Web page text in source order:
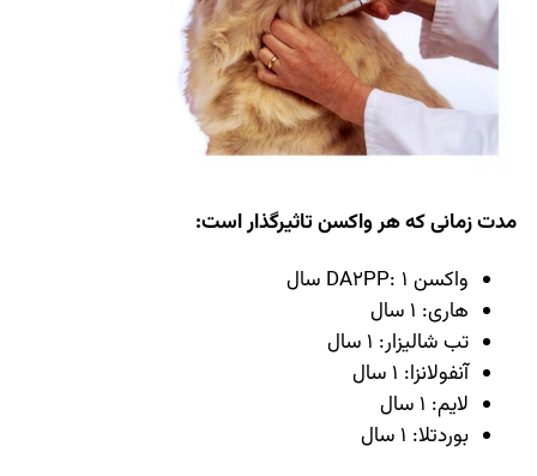
مدت زمانی که هر واکسن تاثیرگذار است:
واکسن DA2PP: 1 سال
هاری: 1 سال
تب شالیزار: 1 سال
آنفولانزا: 1 سال
لایم: 1 سال
بوردتلا: 1 سال